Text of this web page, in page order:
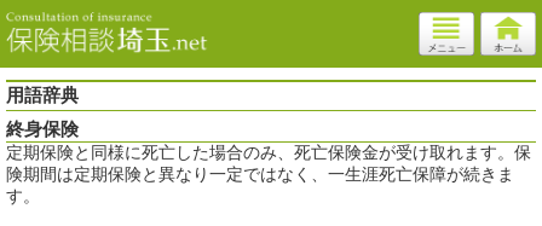
用語辞典
終身保険
定期保険と同様に死亡した場合のみ、死亡保険金が受け取れます。保
険期間は定期保険と異なり一定ではなく、一生涯死亡保障が続きま
す。